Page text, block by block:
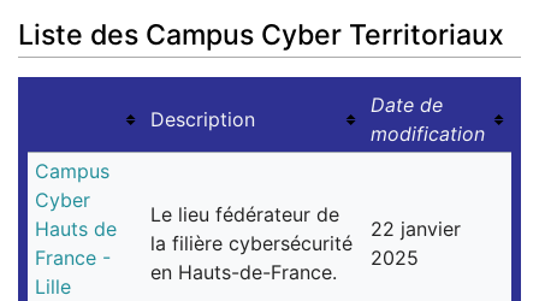
Liste des Campus Cyber Territoriaux
Description
Date de
modification
Campus
Cyber
Hauts de
France -
Lille
Le lieu fédérateur de
la filière cybersécurité
en Hauts-de-France.
22 janvier
2025